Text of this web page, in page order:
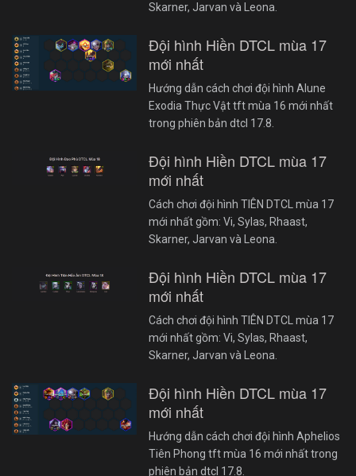
Skarner, Jarvan và Leona.
Đội hình Hiền DTCL mùa 17
mới nhất
Hướng dẫn cách chơi đội hình Alune
Exodia Thực Vật tft mùa 16 mới nhất
trong phiên bản dtcl 17.8.
Đội hình Hiền DTCL mùa 17
mới nhất
Cách chơi đội hình TIÊN DTCL mùa 17
mới nhất gồm: Vi, Sylas, Rhaast,
Skarner, Jarvan và Leona.
Đội hình Hiền DTCL mùa 17
mới nhất
Cách chơi đội hình TIÊN DTCL mùa 17
mới nhất gồm: Vi, Sylas, Rhaast,
Skarner, Jarvan và Leona.
Đội hình Hiền DTCL mùa 17
mới nhất
Hướng dẫn cách chơi đội hình Aphelios
Tiên Phong tft mùa 16 mới nhất trong
phiên bản dtcl 17.8.